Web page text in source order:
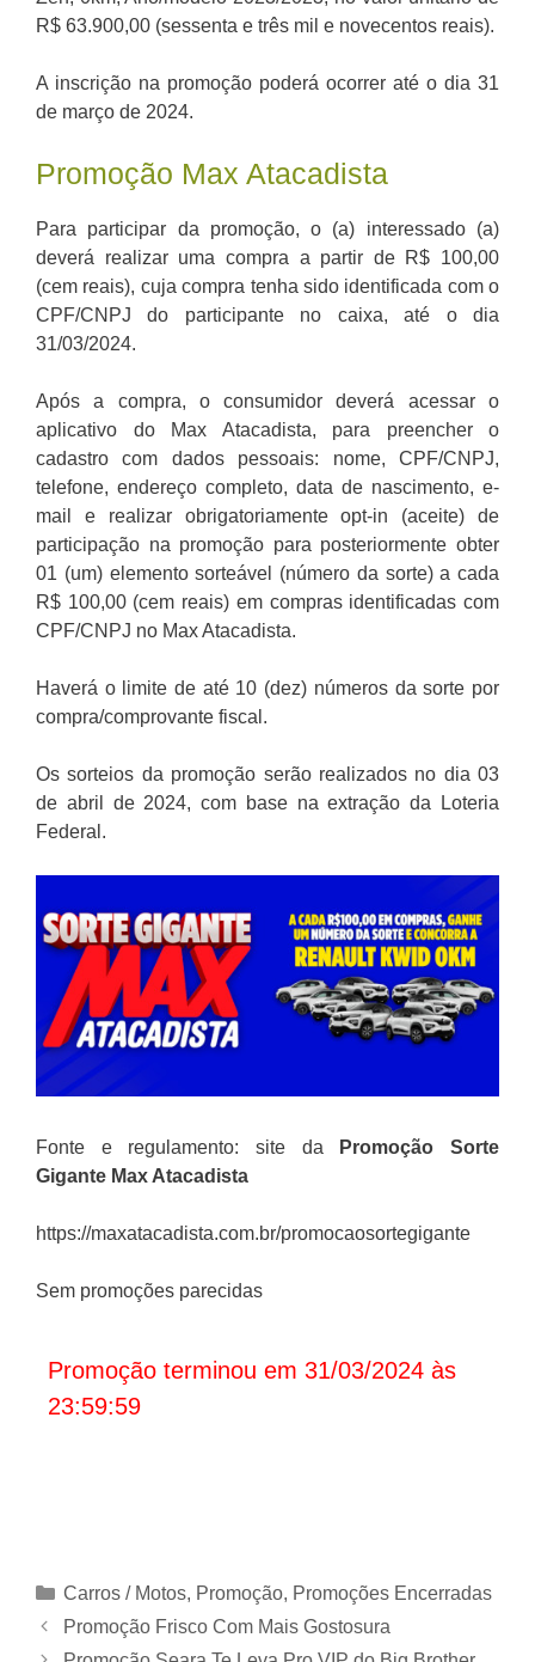
R$ 63.900,00 (sessenta e três mil e novecentos reais).
A inscrição na promoção poderá ocorrer até o dia 31
de março de 2024.
Promoção Max Atacadista
Para participar da promoção, o (a) interessado (a)
deverá realizar uma compra a partir de R$ 100,00
(cem reais), cuja compra tenha sido identificada com o
CPF/CNPJ do participante no caixa, até o dia
31/03/2024.
Após a compra, o consumidor deverá acessar o
aplicativo do Max Atacadista, para preencher o
cadastro com dados pessoais: nome, CPF/CNPJ,
telefone, endereço completo, data de nascimento, e-
mail e realizar obrigatoriamente opt-in (aceite) de
participação na promoção para posteriormente obter
01 (um) elemento sorteável (número da sorte) a cada
R$ 100,00 (cem reais) em compras identificadas com
CPF/CNPJ no Max Atacadista.
Haverá o limite de até 10 (dez) números da sorte por
compra/comprovante fiscal.
Os sorteios da promoção serão realizados no dia 03
de abril de 2024, com base na extração da Loteria
Federal.
Fonte e regulamento: site da
Promoção Sorte
Gigante Max Atacadista
https://maxatacadista.com.br/promocaosortegigante
Sem promoções parecidas
Promoção terminou em 31/03/2024 às
23:59:59
Categorias
Carros / Motos, Promoção, Promoções Encerradas
Promoção Frisco Com Mais Gostosura